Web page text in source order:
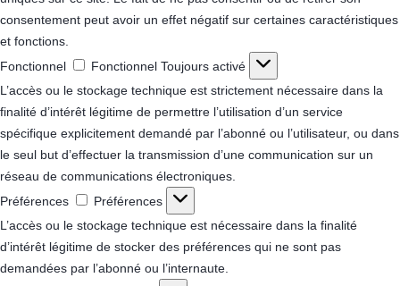
consentement peut avoir un effet négatif sur certaines caractéristiques
et fonctions.
Fonctionnel
Fonctionnel Toujours activé
L’accès ou le stockage technique est strictement nécessaire dans la
finalité d’intérêt légitime de permettre l’utilisation d’un service
spécifique explicitement demandé par l’abonné ou l’utilisateur, ou dans
le seul but d’effectuer la transmission d’une communication sur un
réseau de communications électroniques.
Préférences
Préférences
L’accès ou le stockage technique est nécessaire dans la finalité
d’intérêt légitime de stocker des préférences qui ne sont pas
demandées par l’abonné ou l’internaute.